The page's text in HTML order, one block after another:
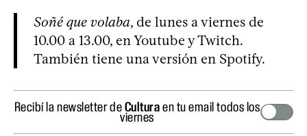
Soñé que volaba, de lunes a viernes de
10.00 a 13.00, en Youtube y Twitch.
También tiene una versión en Spotify.
Recibí la newsletter deCulturaen tu email todos los
viernes